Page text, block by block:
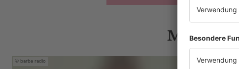
Mehr
barba radio